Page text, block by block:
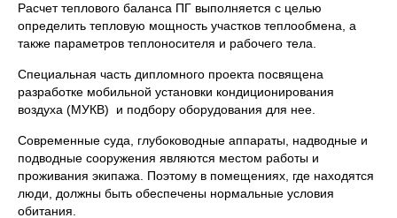
Расчет теплового баланса ПГ выполняется с целью
определить тепловую мощность участков теплообмена, а
также параметров теплоносителя и рабочего тела.
Специальная часть дипломного проекта посвящена
разработке мобильной установки кондиционирования
воздуха (МУКВ) и подбору оборудования для нее.
Современные суда, глубоководные аппараты, надводные и
подводные сооружения являются местом работы и
проживания экипажа. Поэтому в помещениях, где находятся
люди, должны быть обеспечены нормальные условия
обитания.